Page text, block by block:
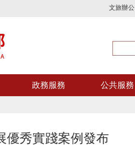
文旅辦公
政務服務 公共服務
優秀實踐案例發布